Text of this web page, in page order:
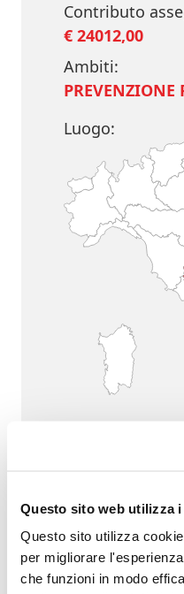
Questo sito web utilizza
Questo sito utilizza
per migliorare
che funzioni in modo
Contributo
€ 24012,00
Ambiti:
PREVENZIONE
Luogo:
Il progetto vuole